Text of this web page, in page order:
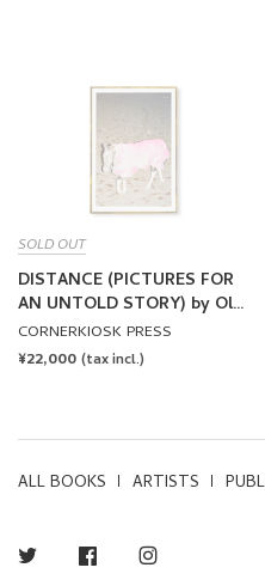
SOLD OUT
DISTANCE (PICTURES FOR
AN UNTOLD STORY) by Ola
Rindal [SPECIAL EDITION -
A]
CORNERKIOSK PRESS
REGULAR
¥22,000 (tax incl.)
ALL BOOKS ARTISTS
Twitter Facebook